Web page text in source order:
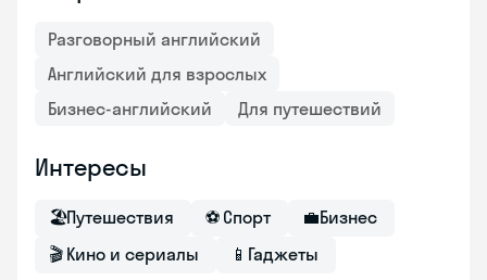
Разговорный английский
Английский для взрослых
Бизнес-английский
Для путешествий
Интересы
🏖Путешествия ⚽ Спорт 💼Бизнес
🎬 Кино и сериалы 📱 Гаджеты